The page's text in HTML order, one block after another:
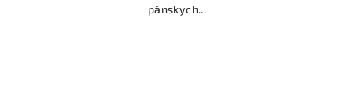
pánskych...